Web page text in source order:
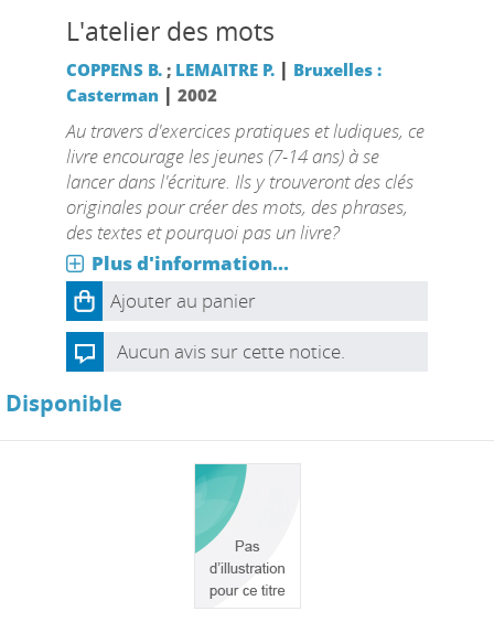
L'atelier des mots
COPPENS B.; LEMAITRE P. | Bruxelles :
Casterman | 2002
Au travers d'exercices pratiques et ludiques, ce
livre encourage les jeunes (7-14 ans) à se
lancer dans l'écriture. Ils y trouveront des clés
originales pour créer des mots, des phrases,
des textes et pourquoi pas un livre?
Plus d'information...
Ajouter au panier
Aucun avis sur cette notice.
Disponible